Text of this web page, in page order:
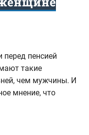
пенсией
такие
чем мужчины. И
мнение, что